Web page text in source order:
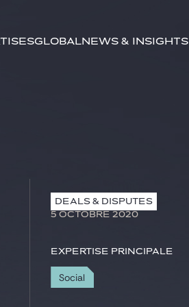
GlobalNews & insights
DEALS & DISPUTES
5 OCTOBRE 2020
Expertise principale
Social